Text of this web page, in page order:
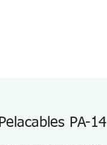
Pelacables PA-14